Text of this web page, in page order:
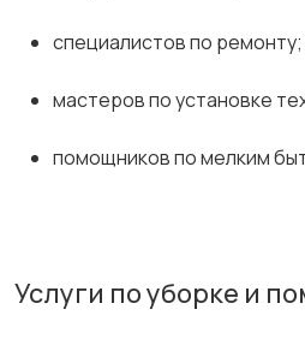
специалистов по ремонту;
мастеров по установке
помощников по мелким
Услуги по уборке и